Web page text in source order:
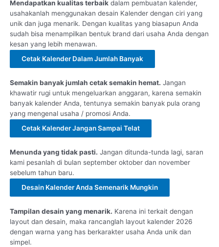
Mendapatkan kualitas terbaik dalam pembuatan kalender,
usahakanlah menggunakan desain Kalender dengan ciri yang
unik dan juga menarik. Dengan kualitas yang biasapun Anda
sudah bisa menampilkan bentuk brand dari usaha Anda dengan
kesan yang lebih menawan.
Cetak Kalender Dalam Jumlah Banyak
Semakin banyak jumlah cetak semakin hemat. Jangan
khawatir rugi untuk mengeluarkan anggaran, karena semakin
banyak kalender Anda, tentunya semakin banyak pula orang
yang mengenal usaha / promosi Anda.
Cetak Kalender Jangan Sampai Telat
Menunda yang tidak pasti. Jangan ditunda-tunda lagi, saran
kami pesanlah di bulan september oktober dan november
sebelum tahun baru.
Desain Kalender Anda Semenarik Mungkin
Tampilan desain yang menarik. Karena ini terkait dengan
layout dan desain, maka rancanglah layout kalender 2026
dengan warna yang has berkarakter usaha Anda unik dan
simpel.